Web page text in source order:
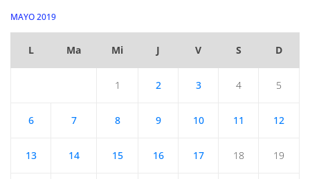
MAYO 2019
L Ma Mi J V S D
1 2 3 4 5
6 7 8 9 10 11 12
13 14 15 16 17 18 19